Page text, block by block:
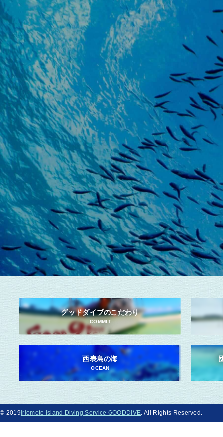
グッドダイブのこだわり
COMMIT
西表島の海
OCEAN
© 2019Iriomote Island Diving Service GOODDIVE . All Rights Reserved.